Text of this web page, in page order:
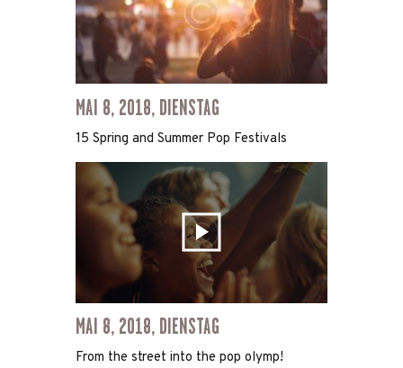
MAI 8, 2018, DIENSTAG
15 Spring and Summer Pop Festivals
MAI 8, 2018, DIENSTAG
From the street into the pop olymp!